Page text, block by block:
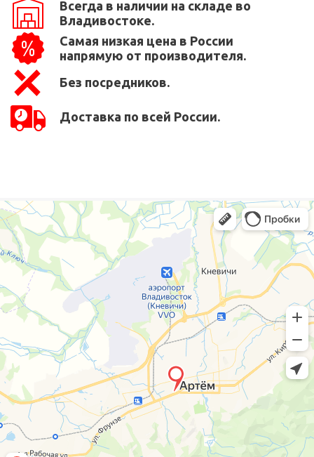
Всегда в наличии на складе во
Владивостоке.
Самая низкая цена в России
напрямую от производителя.
Без посредников.
Доставка по всей России.